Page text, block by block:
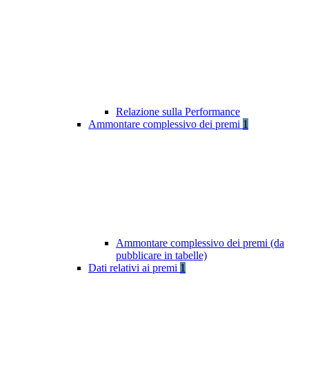
Relazione sulla Performance
Ammontare complessivo dei premi 1
Ammontare complessivo dei premi (da
pubblicare in tabelle)
Dati relativi ai premi 1